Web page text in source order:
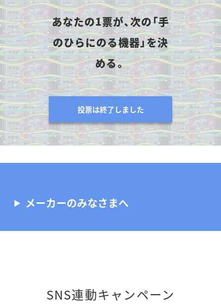
あなたの1票が、次の「手
のひらにのる機器」を決
める。
投票は終了しました
メーカーのみなさまへ
SNS連動キャンペーン